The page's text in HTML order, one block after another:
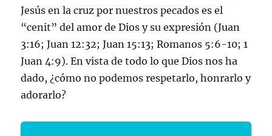
Jesús en la cruz por nuestros pecados es el
“cenit” del amor de Dios y su expresión (Juan
3:16; Juan 12:32; Juan 15:13; Romanos 5:6-10; 1
Juan 4:9). En vista de todo lo que Dios nos ha
dado, ¿cómo no podemos respetarlo, honrarlo y
adorarlo?